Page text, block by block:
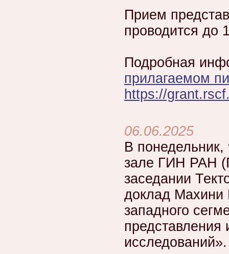
Прием
проводится до
Подробная
прилагаемом
https://
06.06.2025
В
зале ГИН РАН
заседании
доклад Махини
западного
представления
исследований».